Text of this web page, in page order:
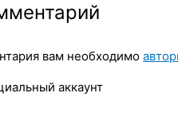
вам необходимо
аккаунт